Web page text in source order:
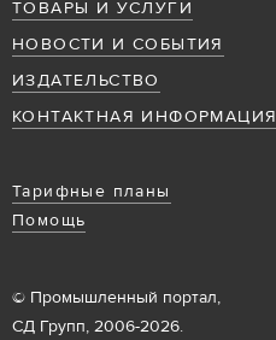
ТОВАРЫ И УСЛУГИ
НОВОСТИ И СОБЫТИЯ
ИЗДАТЕЛЬСТВО
КОНТАКТНАЯ ИНФОРМАЦИЯ
Тарифные планы
Помощь
© Промышленный портал,
СД Групп, 2006-2026.